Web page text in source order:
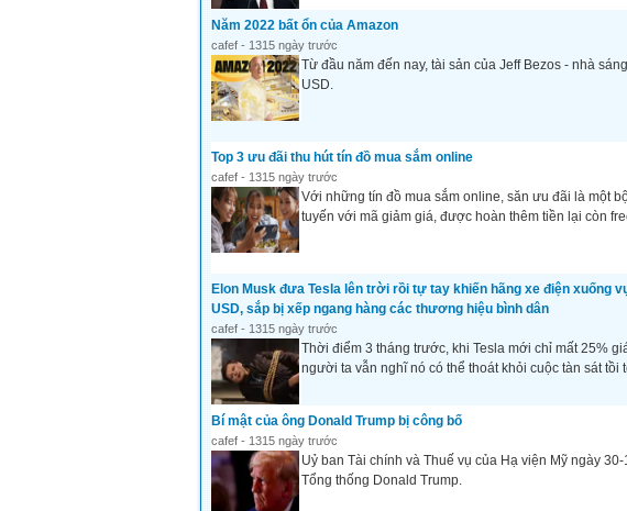
Năm 2022 bất ổn của Amazon
cafef - 1315 ngày trước
Từ đầu năm đến nay, tài sản của Jeff Bezos - nhà
USD.
Top 3 ưu đãi thu hút tín đồ mua sắm online
cafef - 1315 ngày trước
Với những tín đồ mua sắm online, săn ưu đãi là một
tuyến với mã giảm giá, được hoàn thêm tiền lại còn
Elon Musk đưa Tesla lên trời rồi tự tay khiến hãng xe điện xuống
USD, sắp bị xếp ngang hàng các thương hiệu bình dân
cafef - 1315 ngày trước
Thời điểm 3 tháng trước, khi Tesla mới chỉ mất 25%
người ta vẫn nghĩ nó có thể thoát khỏi cuộc tàn sát tồi
Bí mật của ông Donald Trump bị công bố
cafef - 1315 ngày trước
Uỷ ban Tài chính và Thuế vụ của Hạ viện Mỹ ngày
Tổng thống Donald Trump.